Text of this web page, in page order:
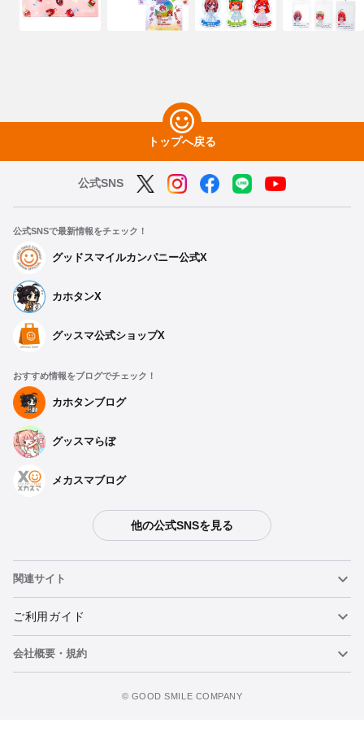
トップへ戻る
公式SNS
公式SNSで最新情報をチェック！
グッドスマイルカンパニー公式X
カホタンX
グッスマ公式ショップX
おすすめ情報をブログでチェック！
カホタンブログ
グッスマらぼ
メカスマブログ
他の公式SNSを見る
関連サイト
ねんどろいど
ねんどろいどフェイスメーカー
ご利用ガイド
重要なお知らせ
会社概要・規約
©️ GOOD SMILE COMPANY